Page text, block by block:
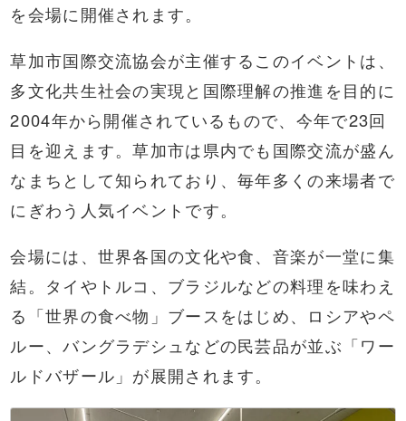
を会場に開催されます。
草加市国際交流協会が主催するこのイベントは、
多文化共生社会の実現と国際理解の推進を目的に
2004年から開催されているもので、今年で23回
目を迎えます。草加市は県内でも国際交流が盛ん
なまちとして知られており、毎年多くの来場者で
にぎわう人気イベントです。
会場には、世界各国の文化や食、音楽が一堂に集
結。タイやトルコ、ブラジルなどの料理を味わえ
る「世界の食べ物」ブースをはじめ、ロシアやペ
ルー、バングラデシュなどの民芸品が並ぶ「ワー
ルドバザール」が展開されます。